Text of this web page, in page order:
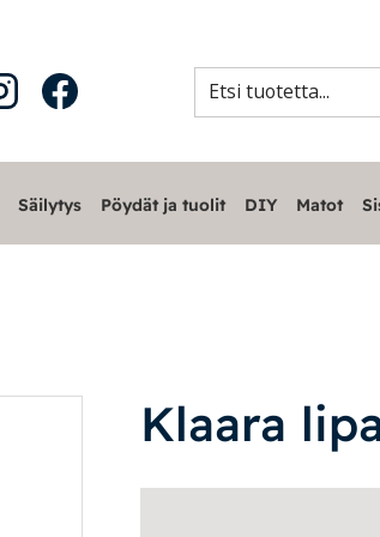
Säilytys Pöydät ja tuolit DIY Matot
Klaara